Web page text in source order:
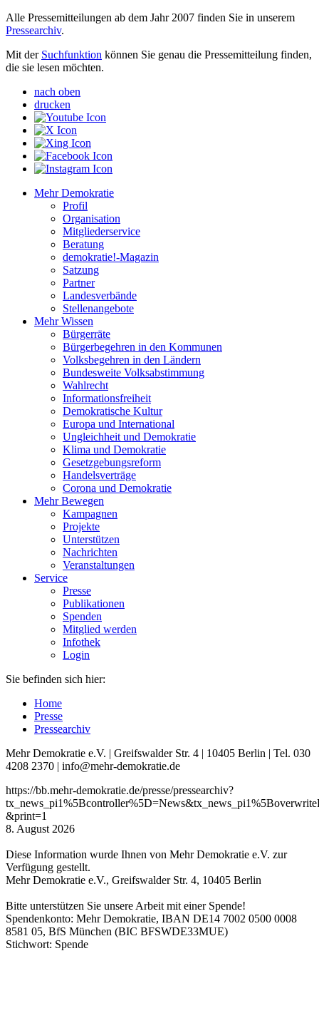
Alle Pressemitteilungen ab dem Jahr 2007 finden Sie in unserem
Pressearchiv.
Mit der Suchfunktion können Sie genau die Pressemitteilung finden,
die sie lesen möchten.
nach oben
drucken
Mehr Demokratie
Profil
Organisation
Mitgliederservice
Beratung
demokratie!-Magazin
Satzung
Partner
Landesverbände
Stellenangebote
Mehr Wissen
Bürgerräte
Bürgerbegehren in den Kommunen
Volksbegehren in den Ländern
Bundesweite Volksabstimmung
Wahlrecht
Informationsfreiheit
Demokratische Kultur
Europa und International
Ungleichheit und Demokratie
Klima und Demokratie
Gesetzgebungsreform
Handelsverträge
Corona und Demokratie
Mehr Bewegen
Kampagnen
Projekte
Unterstützen
Nachrichten
Veranstaltungen
Service
Presse
Publikationen
Spenden
Mitglied werden
Infothek
Login
Sie befinden sich hier:
Home
Presse
Pressearchiv
Mehr Demokratie e.V. | Greifswalder Str. 4 | 10405 Berlin | Tel. 030
4208 2370 | info@mehr-demokratie.de
https://bb.mehr-demokratie.de/presse/pressearchiv?
&print=1
8. August 2026
Diese Information wurde Ihnen von Mehr Demokratie e.V. zur
Verfügung gestellt.
Mehr Demokratie e.V., Greifswalder Str. 4, 10405 Berlin
Bitte unterstützen Sie unsere Arbeit mit einer Spende!
Spendenkonto: Mehr Demokratie, IBAN DE14 7002 0500 0008
8581 05, BfS München (BIC BFSWDE33MUE)
Stichwort: Spende